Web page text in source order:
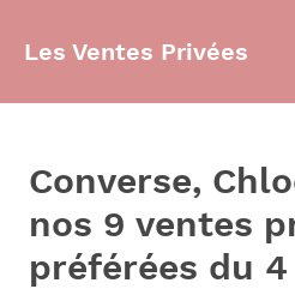
Les Ventes Privées
Converse,
nos 9 ventes
préférées du